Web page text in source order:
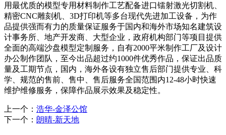
用最优质的模型专用材料制作工艺配备进口镭射激光切割机、
精密CNC雕刻机、3D打印机等多台现代先进加工设备，为作
品提供强而有力的质量保证服务于国内和海外市场知名建筑设
计事务所、地产开发商、大型企业，政府机构部门等项目提供
全面的高端沙盘模型定制服务，自有2000平米制作工厂及设计
办公制作团队，至今出品超过约1000件优秀作品，保证出品质
量及工期节点，国内，海外各设有独立售后部门提供专业、科
学、规范的售前、售中、售后服务全国范围内12-48小时快速
维护维修服务，保障作品展示效果及稳定性。
上一个： 浩华-金泽公馆
下一个： 朗晴-新天地